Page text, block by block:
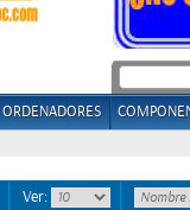
ORDENADORES
Ver: